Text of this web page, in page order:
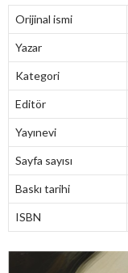
Orijinal ismi
Yazar
Kategori
Editör
Yayınevi
Sayfa sayısı
Baskı tarihi
ISBN